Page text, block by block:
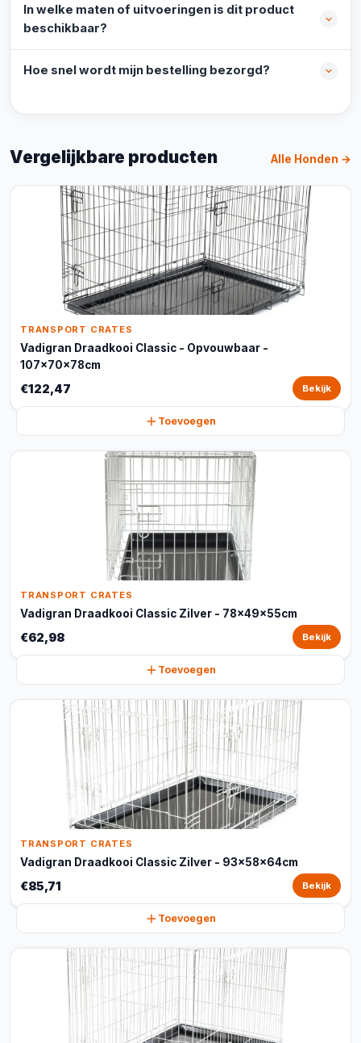
In welke maten of uitvoeringen is dit product
beschikbaar?
Hoe snel wordt mijn bestelling bezorgd?
Vergelijkbare producten Alle Honden →
TRANSPORT CRATES
Vadigran Draadkooi Classic - Opvouwbaar -
107x70x78cm
€122,47 Bekijk
Toevoegen
TRANSPORT CRATES
Vadigran Draadkooi Classic Zilver - 78x49x55cm
€62,98 Bekijk
Toevoegen
TRANSPORT CRATES
Vadigran Draadkooi Classic Zilver - 93x58x64cm
€85,71 Bekijk
Toevoegen